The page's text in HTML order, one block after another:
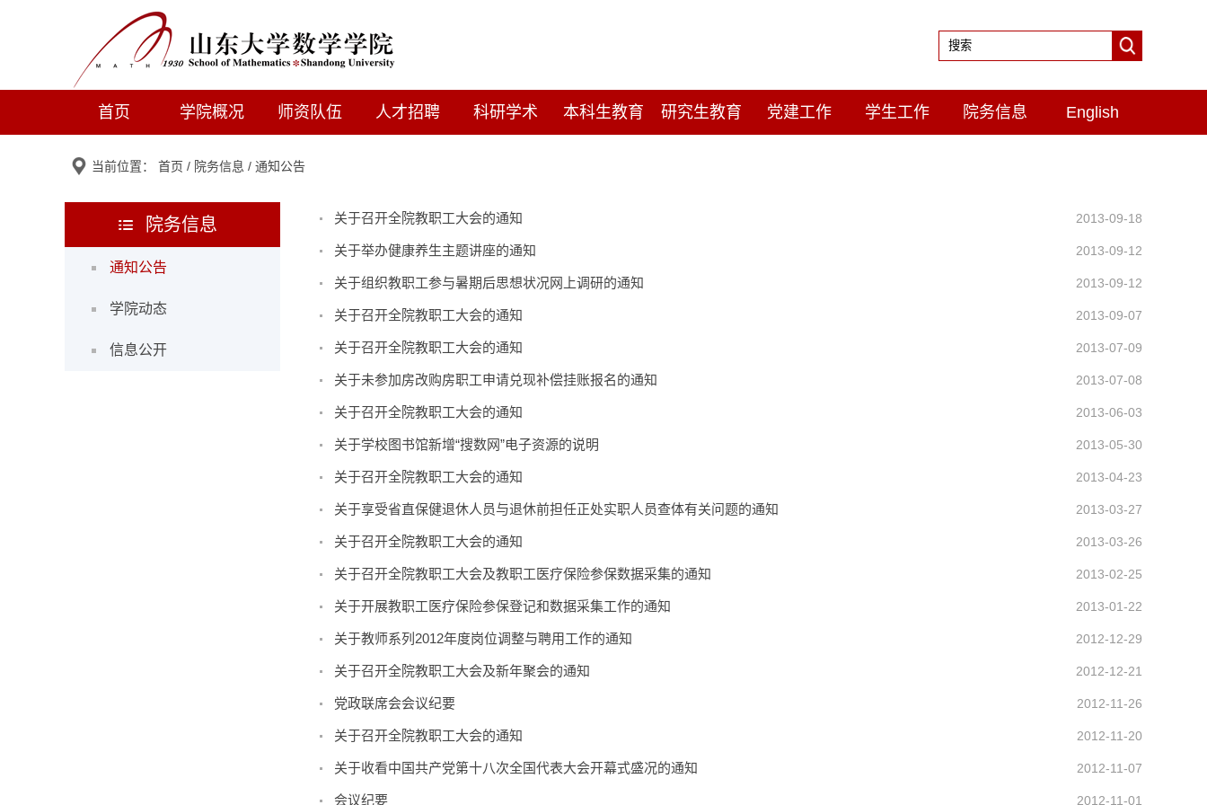
首页 学院概况 师资队伍 人才招聘 科研学术 本科生教育 研究生教育 党建工作 学生工作 院务信息 English
当前位置： 首页 / 院务信息 / 通知公告
院务信息
通知公告
学院动态
信息公开
关于召开全院教职工大会的通知 2013-09-18
关于举办健康养生主题讲座的通知 2013-09-12
关于组织教职工参与暑期后思想状况网上调研的通知 2013-09-12
关于召开全院教职工大会的通知 2013-09-07
关于召开全院教职工大会的通知 2013-07-09
关于未参加房改购房职工申请兑现补偿挂账报名的通知 2013-07-08
关于召开全院教职工大会的通知 2013-06-03
关于学校图书馆新增“搜数网”电子资源的说明 2013-05-30
关于召开全院教职工大会的通知 2013-04-23
关于享受省直保健退休人员与退休前担任正处实职人员查体有关问题的通知 2013-03-27
关于召开全院教职工大会的通知 2013-03-26
关于召开全院教职工大会及教职工医疗保险参保数据采集的通知 2013-02-25
关于开展教职工医疗保险参保登记和数据采集工作的通知 2013-01-22
关于教师系列2012年度岗位调整与聘用工作的通知 2012-12-29
关于召开全院教职工大会及新年聚会的通知 2012-12-21
党政联席会会议纪要 2012-11-26
关于召开全院教职工大会的通知 2012-11-20
关于收看中国共产党第十八次全国代表大会开幕式盛况的通知 2012-11-07
会议纪要 2012-11-01